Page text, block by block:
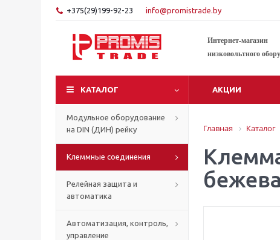
+375(29)199-92-23 info@promistrade.by
Интернет-магазин
низковольтного
КАТАЛОГ АКЦИИ
Модульное оборудование
на DIN (ДИН) рейку
Клеммные соединения
Релейная защита и
автоматика
Автоматизация, контроль,
управление
Главная Каталог